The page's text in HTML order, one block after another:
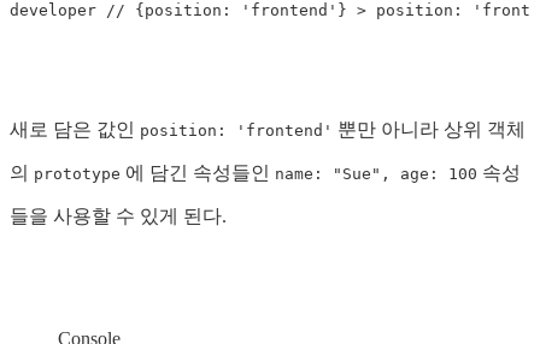
developer // {position: 'frontend'} > position:
새로 담은 값인 position: 'frontend' 뿐만 아니라 상위 객체
의 prototype 에 담긴 속성들인 name: "Sue", age: 100 속성
들을 사용할 수 있게 된다.
Console